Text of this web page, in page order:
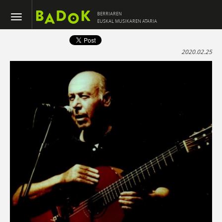
BERRIAREN
EUSKAL MUSIKAREN ATARIA
2020.02.25